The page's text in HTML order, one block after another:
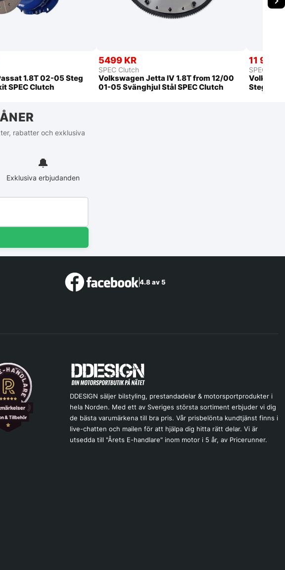
1.8T 02-05 Steg
SPEC Clutch
5499 KR
SPEC Clutch
Volkswagen Jetta IV 1.8T from 12/00
01-05 Svänghjul Stål SPEC Clutch
11 999
SPEC
Steg 3+
rabatter och exklusiva
🔔
Exklusiva erbjudanden
4.8 av 5
DDESIGN säljer bilstyling, prestandadelar & motorsportprodukter i
hela Norden. Med ett av Sveriges största sortiment erbjuder vi dig
de bästa varumärkena till bra pris. Vår prisbelönta kundtjänst finns i
live-chatten och mailen för att hjälpa dig hitta rätt delar. Vi är
utsedda till "Årets E-handlare" inom motor i 5 år, av Pricerunner.